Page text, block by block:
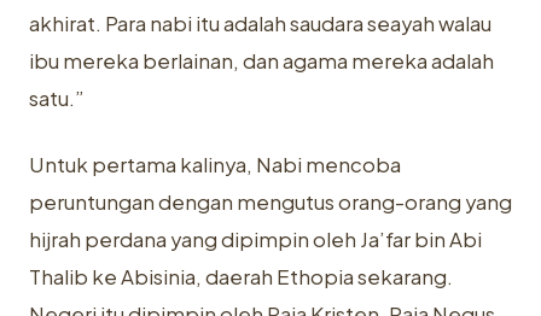
akhirat. Para nabi itu adalah saudara seayah walau
ibu mereka berlainan, dan agama mereka adalah
satu.”
Untuk pertama kalinya, Nabi mencoba
peruntungan dengan mengutus orang-orang yang
hijrah perdana yang dipimpin oleh Ja’far bin Abi
Thalib ke Abisinia, daerah Ethopia sekarang.